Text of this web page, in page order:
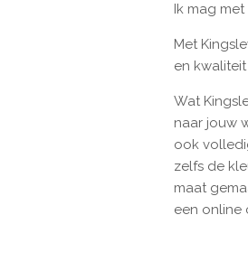
Ik mag
Met
en
Wat
naar jouw
ook
zelfs de
maat
een online